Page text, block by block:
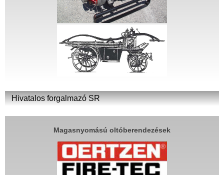
Hivatalos forgalmazó SR
Magasnyomású oltóberendezések